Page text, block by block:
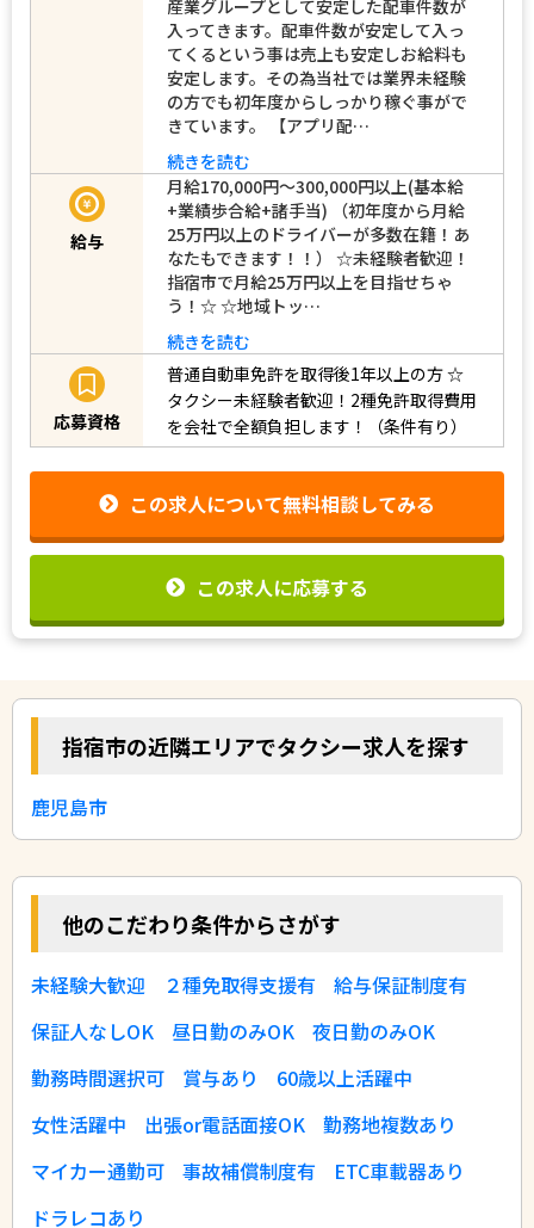
産業グループとして安定した配車件数が
入ってきます。配車件数が安定して入っ
てくるという事は売上も安定しお給料も
安定します。その為当社では業界未経験
の方でも初年度からしっかり稼ぐ事がで
きています。 【アプリ配…
続きを読む
給与
月給170,000円～300,000円以上(基本給
+業績歩合給+諸手当) （初年度から月給
25万円以上のドライバーが多数在籍！あ
なたもできます！！） ☆未経験者歓迎！
指宿市で月給25万円以上を目指せちゃ
う！☆ ☆地域トッ…
続きを読む
応募資格
普通自動車免許を取得後1年以上の方☆
タクシー未経験者歓迎！2種免許取得費用
を会社で全額負担します！（条件有り）
この求人について無料相談してみる
この求人に応募する
指宿市の近隣エリアでタクシー求人を探す
鹿児島市
他のこだわり条件からさがす
未経験大歓迎 ２種免取得支援有
給与保証制度有
保証人なしOK
昼日勤のみOK
夜日勤のみOK
勤務時間選択可
賞与あり
60歳以上活躍中
女性活躍中
出張or電話面接OK
勤務地複数あり
マイカー通勤可
事故補償制度有
ETC車載器あり
ドラレコあり